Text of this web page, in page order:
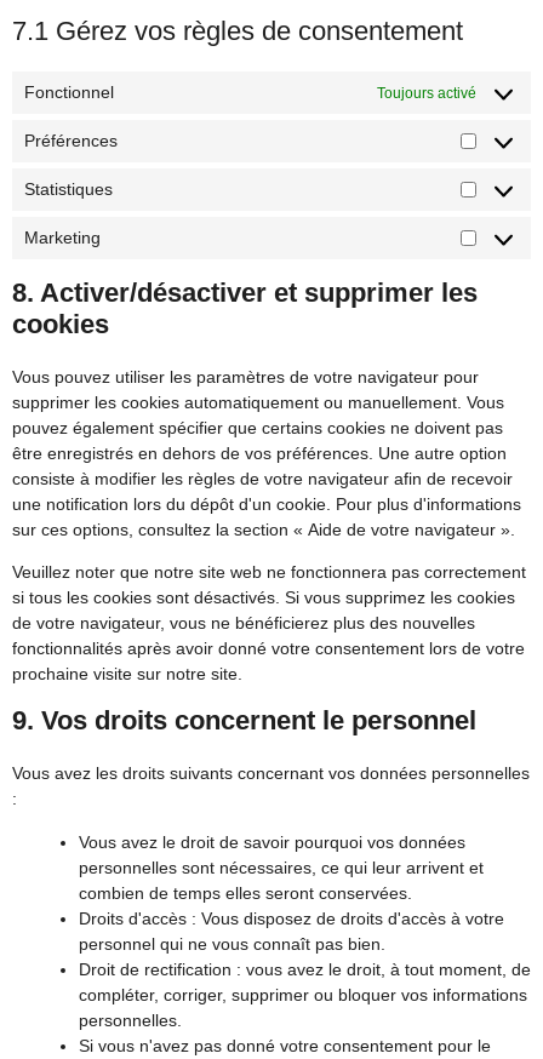
7.1 Gérez vos règles de consentement
Fonctionnel Toujours activé
Préférences
Statistiques
Marketing
8. Activer/désactiver et supprimer les
cookies
Vous pouvez utiliser les paramètres de votre navigateur pour
supprimer les cookies automatiquement ou manuellement. Vous
pouvez également spécifier que certains cookies ne doivent pas
être enregistrés en dehors de vos préférences. Une autre option
consiste à modifier les règles de votre navigateur afin de recevoir
une notification lors du dépôt d'un cookie. Pour plus d'informations
sur ces options, consultez la section « Aide de votre navigateur ».
Veuillez noter que notre site web ne fonctionnera pas correctement
si tous les cookies sont désactivés. Si vous supprimez les cookies
de votre navigateur, vous ne bénéficierez plus des nouvelles
fonctionnalités après avoir donné votre consentement lors de votre
prochaine visite sur notre site.
9. Vos droits concernent le personnel
Vous avez les droits suivants concernant vos données personnelles
:
Vous avez le droit de savoir pourquoi vos données
personnelles sont nécessaires, ce qui leur arrivent et
combien de temps elles seront conservées.
Droits d'accès : Vous disposez de droits d'accès à votre
personnel qui ne vous connaît pas bien.
Droit de rectification : vous avez le droit, à tout moment, de
compléter, corriger, supprimer ou bloquer vos informations
personnelles.
Si vous n'avez pas donné votre consentement pour le